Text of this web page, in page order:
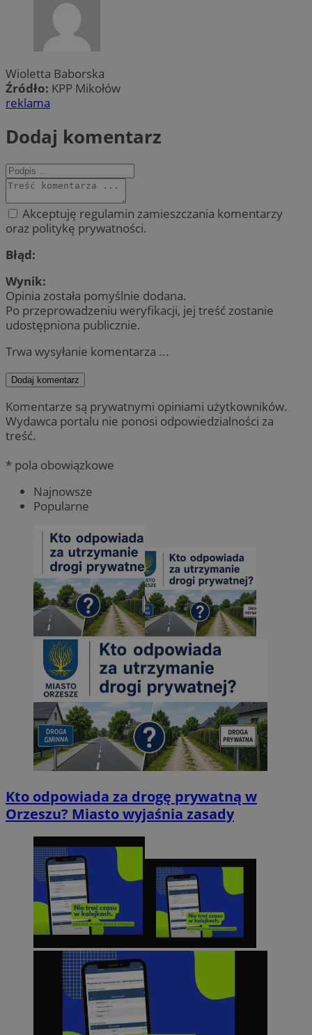
Wioletta Baborska
Źródło: KPP Mikołów
reklama
Dodaj komentarz
Akceptuję regulamin zamieszczania komentarzy
oraz politykę prywatności.
Błąd:
Wynik:
Opinia została pomyślnie dodana.
Po przeprowadzeniu weryfikacji, jej treść zostanie
udostępniona publicznie.
Trwa wysyłanie komentarza ...
Dodaj komentarz
Komentarze są prywatnymi opiniami użytkowników.
Wydawca portalu nie ponosi odpowiedzialności za
treść.
* pola obowiązkowe
Najnowsze
Popularne
Kto odpowiada za drogę prywatną w
Orzeszu? Miasto wyjaśnia zasady